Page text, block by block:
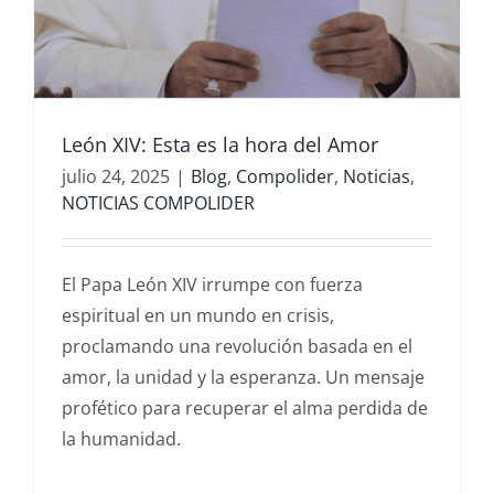
León XIV: Esta es la hora del Amor
julio 24, 2025 | Blog, Compolider, Noticias,
NOTICIAS COMPOLIDER
El Papa León XIV irrumpe con fuerza
espiritual en un mundo en crisis,
proclamando una revolución basada en el
amor, la unidad y la esperanza. Un mensaje
profético para recuperar el alma perdida de
la humanidad.